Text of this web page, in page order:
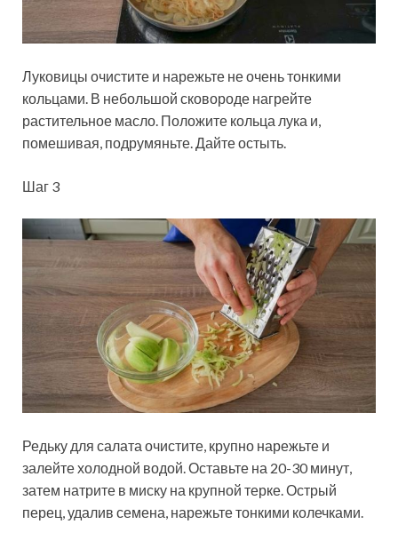
Луковицы очистите и нарежьте не очень тонкими
кольцами. В небольшой сковороде нагрейте
растительное масло. Положите кольца лука и,
помешивая, подрумяньте. Дайте остыть.
Шаг 3
Редьку для салата очистите, крупно нарежьте и
залейте холодной водой. Оставьте на 20-30 минут,
затем натрите в миску на крупной терке. Острый
перец, удалив семена, нарежьте тонкими колечками.